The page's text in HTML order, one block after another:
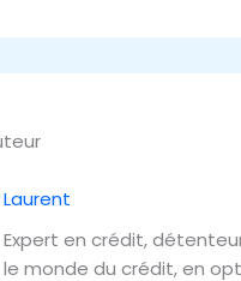
Laurent
Expert en crédit,
le monde du crédit, en